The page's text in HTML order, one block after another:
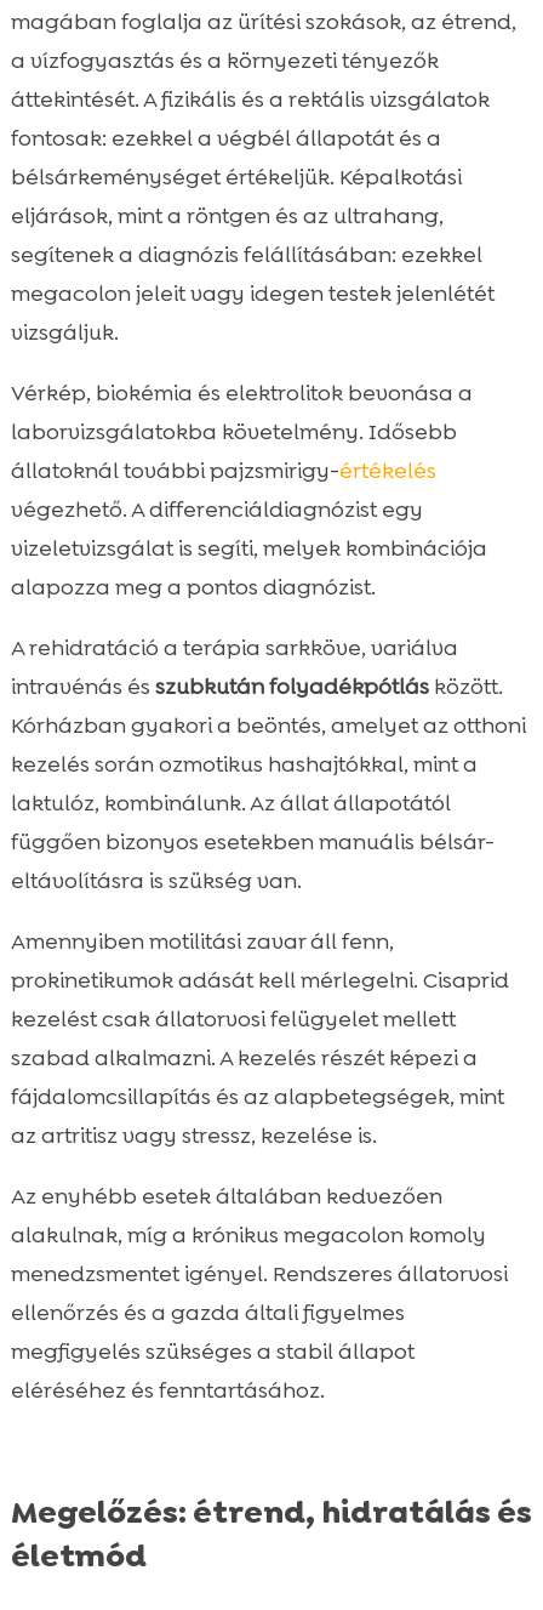
magában foglalja az ürítési szokások, az étrend,
a vízfogyasztás és a környezeti tényezők
áttekintését. A fizikális és a rektális vizsgálatok
fontosak: ezekkel a végbél állapotát és a
bélsárkeménységet értékeljük. Képalkotási
eljárások, mint a röntgen és az ultrahang,
segítenek a diagnózis felállításában: ezekkel
megacolon jeleit vagy idegen testek jelenlétét
vizsgáljuk.
Vérkép, biokémia és elektrolitok bevonása a
laborvizsgálatokba követelmény. Idősebb
állatoknál további pajzsmirigy-értékelés
végezhető. A differenciáldiagnózist egy
vizeletvizsgálat is segíti, melyek kombinációja
alapozza meg a pontos diagnózist.
A rehidratáció a terápia sarkköve, variálva
intravénás és szubkután folyadékpótlásközött.
Kórházban gyakori a beöntés, amelyet az otthoni
kezelés során ozmotikus hashajtókkal, mint a
laktulóz, kombinálunk. Az állat állapotától
függően bizonyos esetekben manuális bélsár-
eltávolításra is szükség van.
Amennyiben motilitási zavar áll fenn,
prokinetikumok adását kell mérlegelni. Cisaprid
kezelést csak állatorvosi felügyelet mellett
szabad alkalmazni. A kezelés részét képezi a
fájdalomcsillapítás és az alapbetegségek, mint
az artritisz vagy stressz, kezelése is.
Az enyhébb esetek általában kedvezően
alakulnak, míg a krónikus megacolon komoly
menedzsmentet igényel. Rendszeres állatorvosi
ellenőrzés és a gazda általi figyelmes
megfigyelés szükséges a stabil állapot
eléréséhez és fenntartásához.
Megelőzés: étrend, hidratálás és
életmód